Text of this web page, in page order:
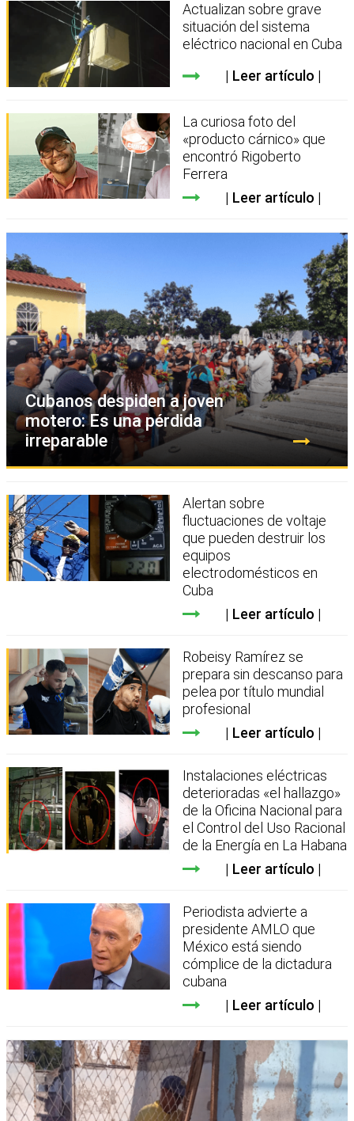
Actualizan sobre grave
situación del sistema
eléctrico nacional en Cuba
Leer artículo
La curiosa foto del
«producto cárnico» que
encontró Rigoberto
Ferrera
Leer artículo
Cubanos despiden a joven
motero: Es una pérdida
irreparable
Alertan sobre
fluctuaciones de voltaje
que pueden destruir los
equipos
electrodomésticos en
Cuba
Leer artículo
Robeisy Ramírez se
prepara sin descanso para
pelea por título mundial
profesional
Leer artículo
Instalaciones eléctricas
deterioradas «el hallazgo»
de la Oficina Nacional para
el Control del Uso Racional
de la Energía en La Habana
Leer artículo
Periodista advierte a
presidente AMLO que
México está siendo
cómplice de la dictadura
cubana
Leer artículo